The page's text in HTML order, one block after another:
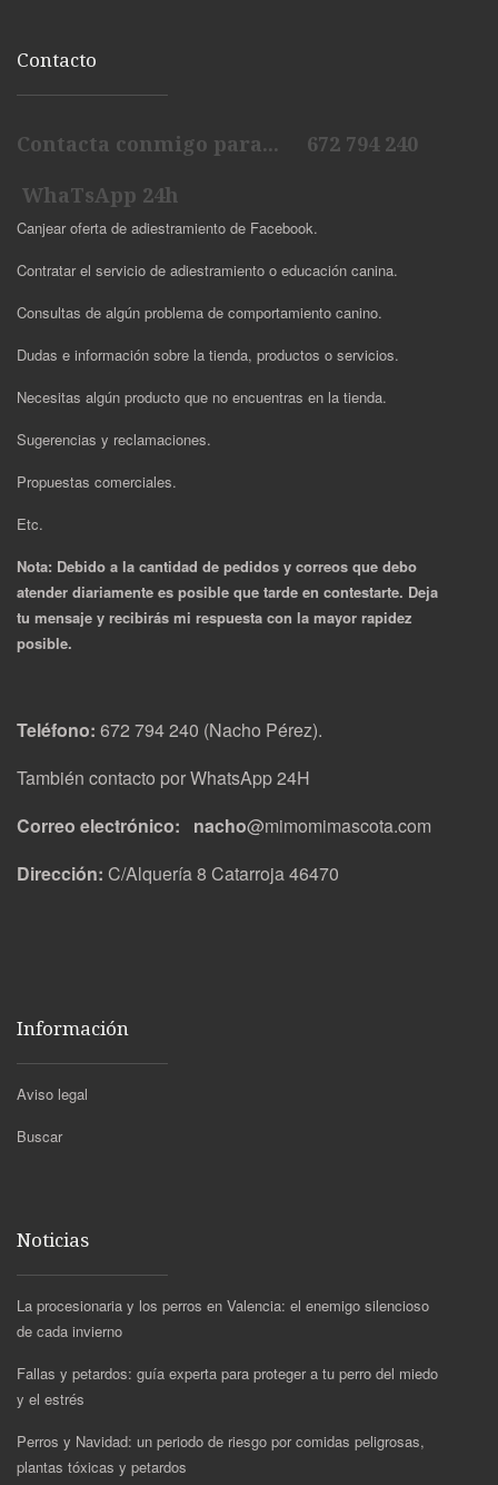
Contacto
Contacta conmigo para... 672 794 240
WhaTsApp 24h
Canjear oferta de adiestramiento de Facebook.
Contratar el servicio de adiestramiento o educación canina.
Consultas de algún problema de comportamiento canino.
Dudas e información sobre la tienda, productos o servicios.
Necesitas algún producto que no encuentras en la tienda.
Sugerencias y reclamaciones.
Propuestas comerciales.
Etc.
Nota: Debido a la cantidad de pedidos y correos que debo
atender diariamente es posible que tarde en contestarte. Deja
tu mensaje y recibirás mi respuesta con la mayor rapidez
posible.
Teléfono: 672 794 240 (Nacho Pérez).
También contacto por WhatsApp 24H
Correo electrónico: nacho@mimomimascota.com
Dirección: C/Alquería 8 Catarroja 46470
Información
Aviso legal
Buscar
Noticias
La procesionaria y los perros en Valencia: el enemigo silencioso
de cada invierno
Fallas y petardos: guía experta para proteger a tu perro del miedo
y el estrés
Perros y Navidad: un periodo de riesgo por comidas peligrosas,
plantas tóxicas y petardos